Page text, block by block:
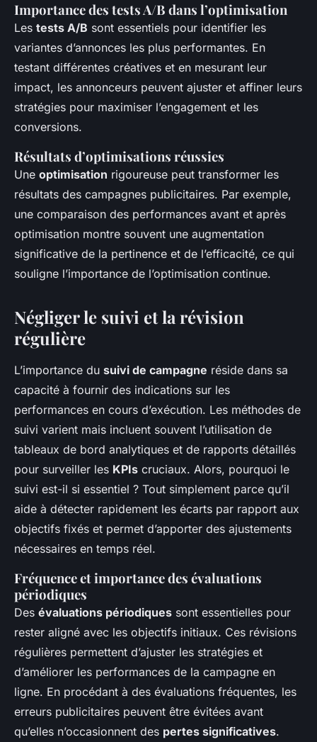
Importance des tests A/B dans l’optimisation
Les tests A/B sont essentiels pour identifier les
variantes d’annonces les plus performantes. En
testant différentes créatives et en mesurant leur
impact, les annonceurs peuvent ajuster et affiner leurs
stratégies pour maximiser l’engagement et les
conversions.
Résultats d’optimisations réussies
Une optimisation rigoureuse peut transformer les
résultats des campagnes publicitaires. Par exemple,
une comparaison des performances avant et après
optimisation montre souvent une augmentation
significative de la pertinence et de l’efficacité, ce qui
souligne l’importance de l’optimisation continue.
Négliger le suivi et la révision
régulière
L’importance du suivi de campagne réside dans sa
capacité à fournir des indications sur les
performances en cours d’exécution. Les méthodes de
suivi varient mais incluent souvent l’utilisation de
tableaux de bord analytiques et de rapports détaillés
pour surveiller les KPIs cruciaux. Alors, pourquoi le
suivi est-il si essentiel ? Tout simplement parce qu’il
aide à détecter rapidement les écarts par rapport aux
objectifs fixés et permet d’apporter des ajustements
nécessaires en temps réel.
Fréquence et importance des évaluations
périodiques
Des évaluations périodiques sont essentielles pour
rester aligné avec les objectifs initiaux. Ces révisions
régulières permettent d’ajuster les stratégies et
d’améliorer les performances de la campagne en
ligne. En procédant à des évaluations fréquentes, les
erreurs publicitaires peuvent être évitées avant
qu’elles n’occasionnent des pertes significatives.